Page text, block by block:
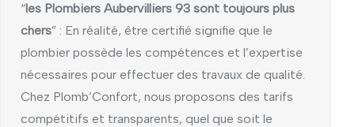
“les Plombiers Aubervilliers 93 sont toujours plus
chers” : En réalité, être certifié signifie que le
plombier possède les compétences et l’expertise
nécessaires pour effectuer des travaux de qualité.
Chez Plomb’Confort, nous proposons des tarifs
compétitifs et transparents, quel que soit le